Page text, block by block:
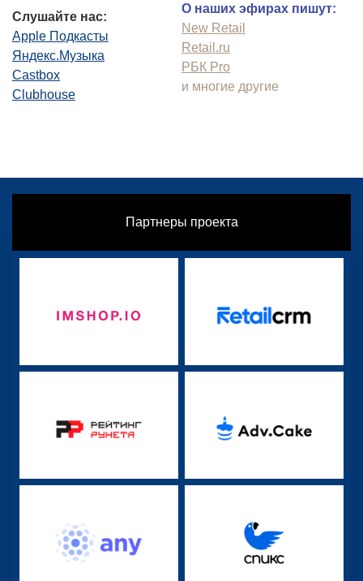
Слушайте нас:
Apple Подкасты
Яндекс.Музыка
Castbox
Clubhouse
О наших эфирах пишут:
New Retail
Retail.ru
РБК Pro
и многие другие
Партнеры проекта